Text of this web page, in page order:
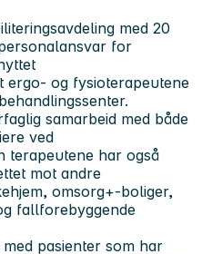
med 20
for
ergo- og fysioterapeutene
samarbeid med både
ved
terapeutene har også
mot andre
omsorg+-boliger,
fallforebyggende
pasienter som har